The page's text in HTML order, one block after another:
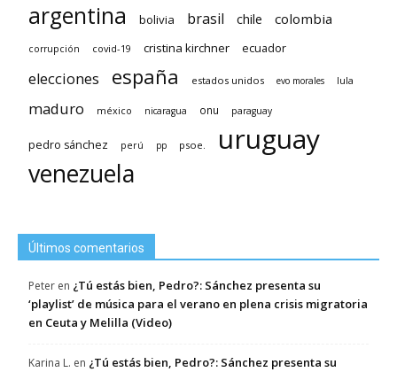
argentina bolivia brasil chile colombia
corrupción covid-19 cristina kirchner ecuador
elecciones españa estados unidos evo morales lula
maduro méxico nicaragua onu paraguay
pedro sánchez perú pp psoe. uruguay
venezuela
Últimos comentarios
Peter en ¿Tú estás bien, Pedro?: Sánchez presenta su
‘playlist’ de música para el verano en plena crisis migratoria
en Ceuta y Melilla (Video)
Karina L. en ¿Tú estás bien, Pedro?: Sánchez presenta su